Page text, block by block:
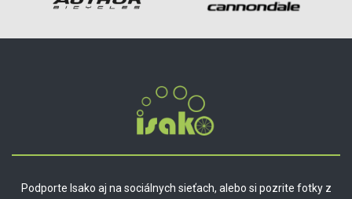
Podporte Isako aj na sociálnych sieťach, alebo si pozrite fotky z